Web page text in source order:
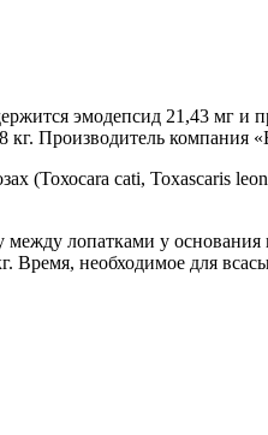
эмодепсид 21,43 мг и
кг. Производитель компания
(Тохосаra саti, Toxascaris
лопатками у
необходимое для